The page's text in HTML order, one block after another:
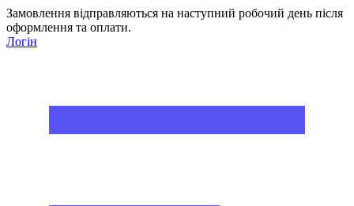
Замовлення відправляються на наступний робочий день після
оформлення та оплати.
Логін